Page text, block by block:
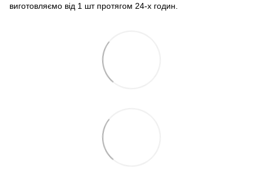
виготовляємо від 1 шт протягом 24-х годин.